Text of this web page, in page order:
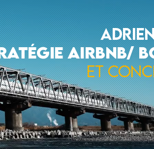
airbnb/
et